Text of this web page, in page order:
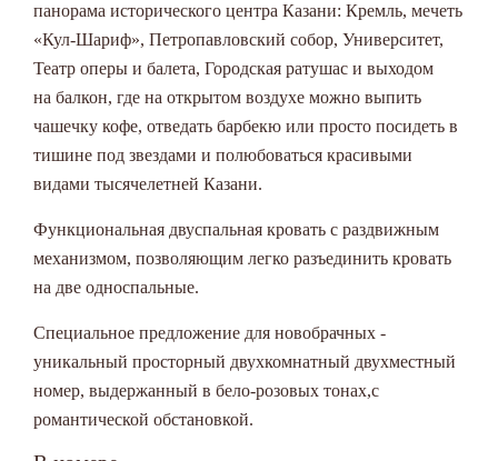
панорама исторического центра Казани: Кремль, мечеть
«Кул-Шариф», Петропавловский собор, Университет,
Театр оперы и балета, Городская ратушас и выходом
на балкон, где на открытом воздухе можно выпить
чашечку кофе, отведать барбекю или просто посидеть в
тишине под звездами и полюбоваться красивыми
видами тысячелетней Казани.
Функциональная двуспальная кровать с раздвижным
механизмом, позволяющим легко разъединить кровать
на две односпальные.
Специальное предложение для новобрачных -
уникальный просторный двухкомнатный двухместный
номер, выдержанный в бело-розовых тонах,с
романтической обстановкой.